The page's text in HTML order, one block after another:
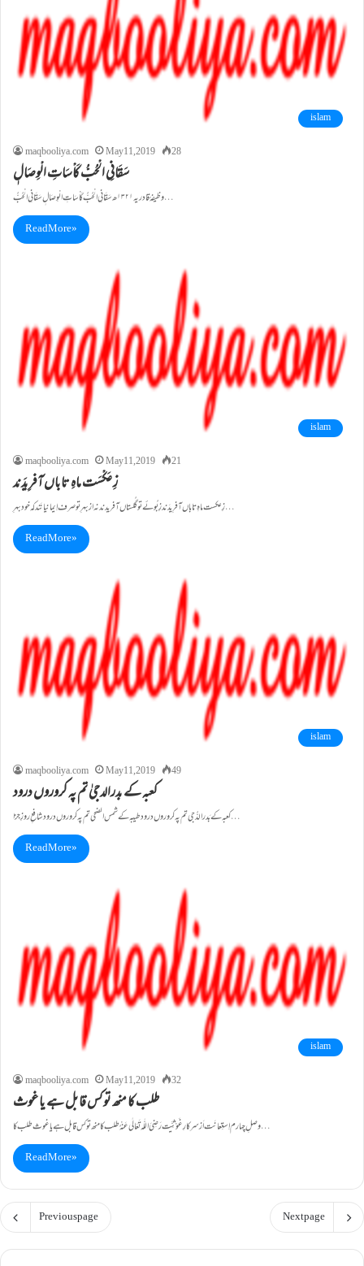
islam
maqbooliya.com
May 11, 2019 28
سَقَانِی الْحُبُّ کَاْسَاتِ الْوِصَالٖ
وظیفۂ قادریہ ۱۳۲۱ھ سَقَانِی الْحُبُّ کَاْسَاتِ الْوِصَالٖ سَقَانِی الْحُبُّ …
Read More »
islam
maqbooliya.com
May 11, 2019 21
زِ عَکْسَت ماہِ تاباں آفرِیدَند
زِ عکست ماہِ تاباں آفرِیدَند زِ بُوئے تو گُلستاں آفریدند نہ از بہرِ تو صرف اِیمانیانَند کہ خود بہرِ…
Read More »
islam
maqbooliya.com
May 11, 2019 49
کعبہ کے بدرالدجیٰ تم پہ کروروں درود
کعبہ کے بَدرالدُّجی تم پہ کروروں درود طیبہ کے شمس الضحی تم پہ کروروں درود شافعِ روزِ جزا…
Read More »
islam
maqbooliya.com
May 11, 2019 32
طلب کا منھ تو کس قابل ہے یا غوث
وصلِ چہارم اِستِعانَت اَزسرکارِ غَوْثِیَّت رَضِیَ اللّٰہ تَعَالٰی عَنْہُ طلب کا منھ تو کس قابل ہے یا غوث طلب کا …
Read More »
Previous page Next page